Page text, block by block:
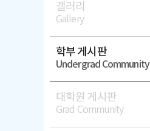
갤러리
Gallery
학부 게시판
Undergrad Community
대학원 게시판
Grad Community